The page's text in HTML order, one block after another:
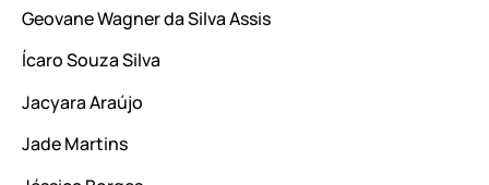
Geovane Wagner da Silva Assis
Ícaro Souza Silva
Jacyara Araújo
Jade Martins